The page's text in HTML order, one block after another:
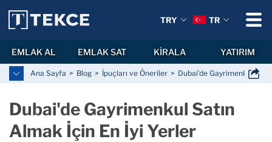
Ana Sayfa Blog İpuçları ve Öneriler Dubai'de Gayrimenkul
Dubai'de Gayrimenkul Satın
Almak İçin En İyi Yerler
TRY TR
EMLAK AL EMLAK SAT KİRALA YATIRIM